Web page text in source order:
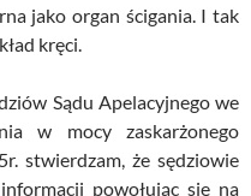
jako organ ścigania. I tak
kręci.
Sądu Apelacyjnego we
w mocy zaskarżonego
stwierdzam, że sędziowie
powołując się na